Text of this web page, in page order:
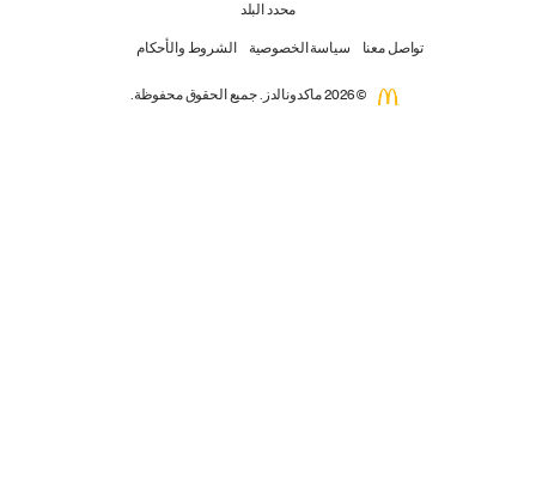
محدد البلد
تواصل معنا سياسة الخصوصية الشروط والأحكام
© 2026 ماكدونالدز. جميع الحقوق محفوظة.